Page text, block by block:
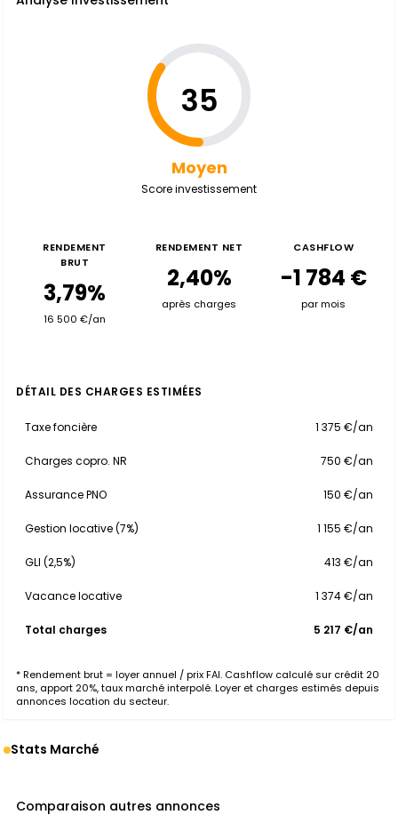
35
Moyen
Score investissement
RENDEMENT
BRUT
3,79%
16 500 €/an
RENDEMENT NET
2,40%
après charges
CASHFLOW
-1 784 €
par mois
DÉTAIL DES CHARGES ESTIMÉES
Taxe foncière 1 375 €/an
Charges copro. NR 750 €/an
Assurance PNO 150 €/an
Gestion locative (7%) 1 155 €/an
GLI (2,5%) 413 €/an
Vacance locative 1 374 €/an
Total charges 5 217 €/an
* Rendement brut = loyer annuel / prix FAI. Cashflow calculé sur crédit 20
ans, apport 20%, taux marché interpolé. Loyer et charges estimés depuis
annonces location du secteur.
Stats Marché
Comparaison autres annonces